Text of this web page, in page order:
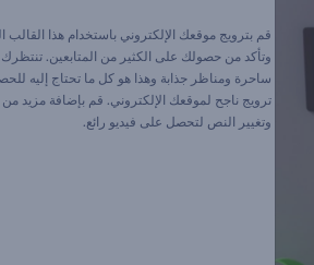
قم بترويج موقعك الإلكتروني باستخدام هذا القالب
وتأكد من حصولك على الكثير من المتابعين.
ساحرة ومناظر جذابة وهذا هو كل ما تحتاج إليه
ترويج ناجح لموقعك الإلكتروني. قم بإضافة مزيد من
وتغيير النص لتحصل على فيديو رائع.